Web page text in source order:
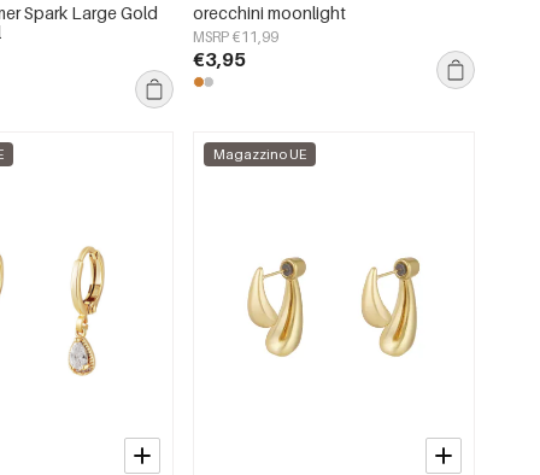
Spark Large Gold
orecchini moonlight
MSRP €11,99
€3,95
Magazzino UE